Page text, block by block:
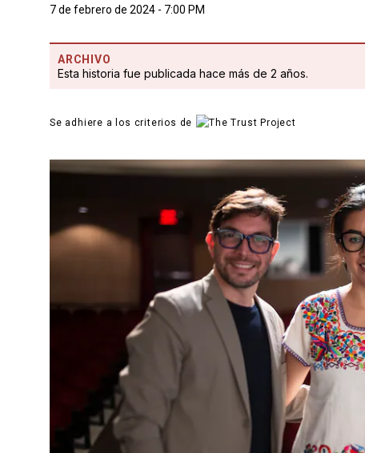
7 de febrero de 2024 - 7:00 PM
ARCHIVO
Esta historia fue publicada hace más de 2 años.
Se adhiere a los criterios de